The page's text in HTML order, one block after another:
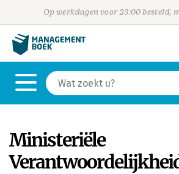
Op werkdagen voor 23:00 besteld,
Ministeriële